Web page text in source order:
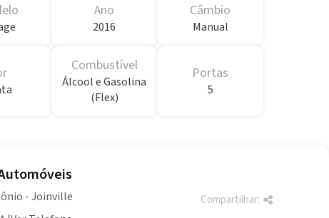
Ano
2016
Câmbio
Manual
Combustível
Álcool e Gasolina
(Flex)
Portas
5
- Joinville
Compartilhar: